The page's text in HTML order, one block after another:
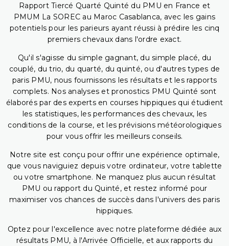
Rapport Tiercé Quarté Quinté du PMU en France et
PMUM La SOREC au Maroc Casablanca, avec les gains
potentiels pour les parieurs ayant réussi à prédire les cinq
premiers chevaux dans l'ordre exact.
Qu'il s'agisse du simple gagnant, du simple placé, du
couplé, du trio, du quarté, du quinté, ou d'autres types de
paris PMU, nous fournissons les résultats et les rapports
complets. Nos analyses et pronostics PMU Quinté sont
élaborés par des experts en courses hippiques qui étudient
les statistiques, les performances des chevaux, les
conditions de la course, et les prévisions météorologiques
pour vous offrir les meilleurs conseils.
Notre site est conçu pour offrir une expérience optimale,
que vous naviguiez depuis votre ordinateur, votre tablette
ou votre smartphone. Ne manquez plus aucun résultat
PMU ou rapport du Quinté, et restez informé pour
maximiser vos chances de succès dans l'univers des paris
hippiques.
Optez pour l'excellence avec notre plateforme dédiée aux
résultats PMU, à l'Arrivée Officielle, et aux rapports du